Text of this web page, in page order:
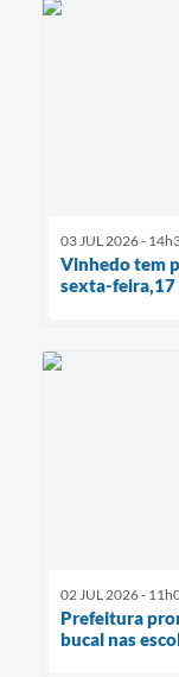
03 JUL 2026 -
Vinhedo tem
sexta-feira,17
02 JUL 2026 -
Prefeitura
bucal nas